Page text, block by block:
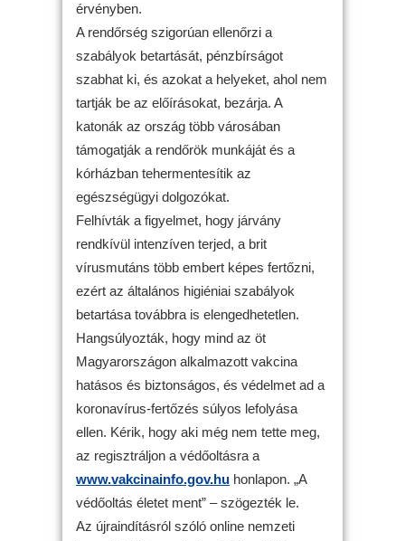
érvényben.
A rendőrség szigorúan ellenőrzi a
szabályok betartását, pénzbírságot
szabhat ki, és azokat a helyeket, ahol nem
tartják be az előírásokat, bezárja. A
katonák az ország több városában
támogatják a rendőrök munkáját és a
kórházban tehermentesítik az
egészségügyi dolgozókat.
Felhívták a figyelmet, hogy járvány
rendkívül intenzíven terjed, a brit
vírusmutáns több embert képes fertőzni,
ezért az általános higiéniai szabályok
betartása továbbra is elengedhetetlen.
Hangsúlyozták, hogy mind az öt
Magyarországon alkalmazott vakcina
hatásos és biztonságos, és védelmet ad a
koronavírus-fertőzés súlyos lefolyása
ellen. Kérik, hogy aki még nem tette meg,
az regisztráljon a védőoltásra a
www.vakcinainfo.gov.hu honlapon. „A
védőoltás életet ment” – szögezték le.
Az újraindításról szóló online nemzeti